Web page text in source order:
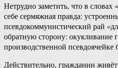
Нетрудно заметить, что в словах
себе сермяжная правда:
псевдокоммунистический рай
обратную сторону: окукливание
производственной
Действительно, гражданин